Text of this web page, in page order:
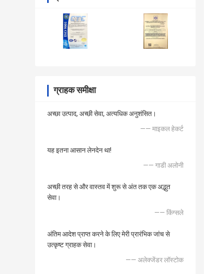
ग्राहक समीक्षा
अच्छा उत्पाद, अच्छी सेवा, अत्यधिक अनुशंसित।
—— माइकल हेकर्ट
यह इतना आसान लेनदेन था!
—— गाडी अलोनी
अच्छी तरह से और वास्तव में शुरू से अंत तक एक अद्भुत
सेवा।
—— किंग्सले
अंतिम आदेश प्राप्त करने के लिए मेरी प्रारंभिक जांच से
उत्कृष्ट ग्राहक सेवा।
—— अलेक्जेंडर लॉस्टोक